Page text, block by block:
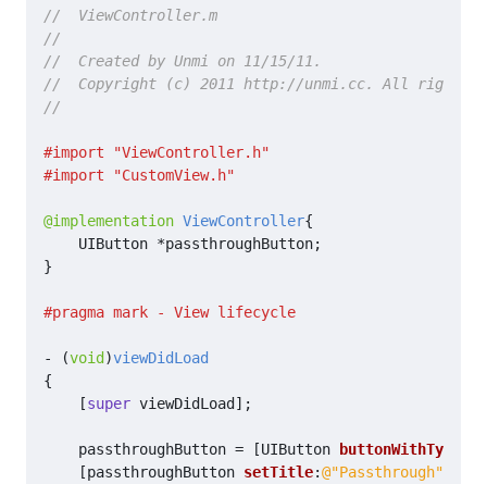
@implementation ViewController{
UIButton *passthroughButton;
}
- (void )viewDidLoad
{
[super viewDidLoad ];
passthroughButton = [UIButton buttonWithType
[passthroughButton setTitle:@"Passthrough"